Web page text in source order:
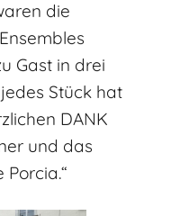
die
Gast in drei
Stück hat
DANK
und das